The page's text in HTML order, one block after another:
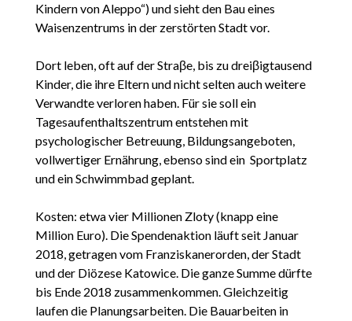
Kindern von Aleppo“) und sieht den Bau eines
Waisenzentrums in der zerstörten Stadt vor.
Dort leben, oft auf der Straβe, bis zu dreiβigtausend
Kinder, die ihre Eltern und nicht selten auch weitere
Verwandte verloren haben. Für sie soll ein
Tagesaufenthaltszentrum entstehen mit
psychologischer Betreuung, Bildungsangeboten,
vollwertiger Ernährung, ebenso sind ein Sportplatz
und ein Schwimmbad geplant.
Kosten: etwa vier Millionen Zloty (knapp eine
Million Euro). Die Spendenaktion läuft seit Januar
2018, getragen vom Franziskanerorden, der Stadt
und der Diözese Katowice. Die ganze Summe dürfte
bis Ende 2018 zusammenkommen. Gleichzeitig
laufen die Planungsarbeiten. Die Bauarbeiten in